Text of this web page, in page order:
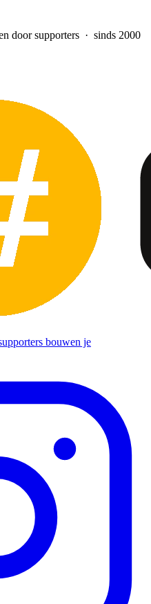
door supporters · sinds 2000
bouwen je